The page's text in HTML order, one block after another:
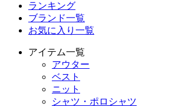
ランキング
ブランド一覧
お気に入り一覧
アイテム一覧
アウター
ベスト
ニット
シャツ・ポロシャツ